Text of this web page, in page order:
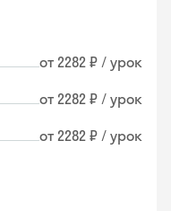
от 2282 ₽ / урок
от 2282 ₽ / урок
от 2282 ₽ / урок